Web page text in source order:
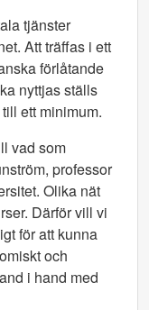
tjänster
Att träffas i ett
förlåtande
nyttjas ställs
ett minimum.
vad som
professor
Olika nät
Därför vill vi
för att kunna
och
i hand med